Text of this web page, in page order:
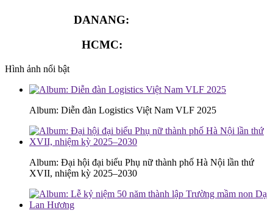
DANANG:
HCMC:
Hình ảnh nổi bật
Album: Diễn đàn Logistics Việt Nam VLF 2025
Album: Đại hội đại biểu Phụ nữ thành phố Hà Nội lần thứ
XVII, nhiệm kỳ 2025–2030